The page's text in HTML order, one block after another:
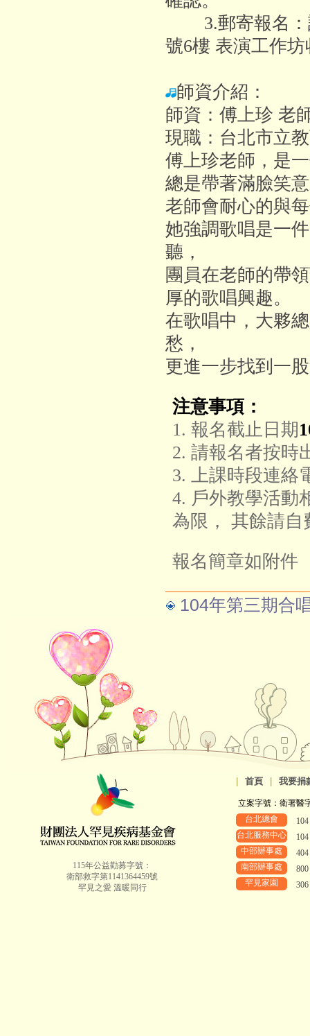
3.郵寄報名：
號6樓 表演工作坊
師資介紹：
師資：傅上珍 老
現職：台北市立
傅上珍老師，是
總是帶著滿臉笑
老師會耐心的與
她強調歌唱是一
聽，
團員在老師的帶
厚的歌唱興趣。
在歌唱中，大夥
愁，
更進一步找到一
注意事項：
1. 報名截止日期
2. 請報名者按時
3. 上課時段連絡
4. 戶外教學活動
為限， 其餘請自
報名簡章如附件
104年第三期合
115年公益勸募字號：
衛部救字第1141364459號
罕見之愛 溫暖同行
首頁 我要捐
立案字號：衛署醫
台北總會
台北服務中心
中部辦事處
南部辦事處
罕見家園